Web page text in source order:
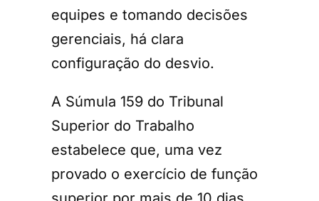
equipes e tomando decisões
gerenciais, há clara
configuração do desvio.
A Súmula 159 do Tribunal
Superior do Trabalho
estabelece que, uma vez
provado o exercício de função